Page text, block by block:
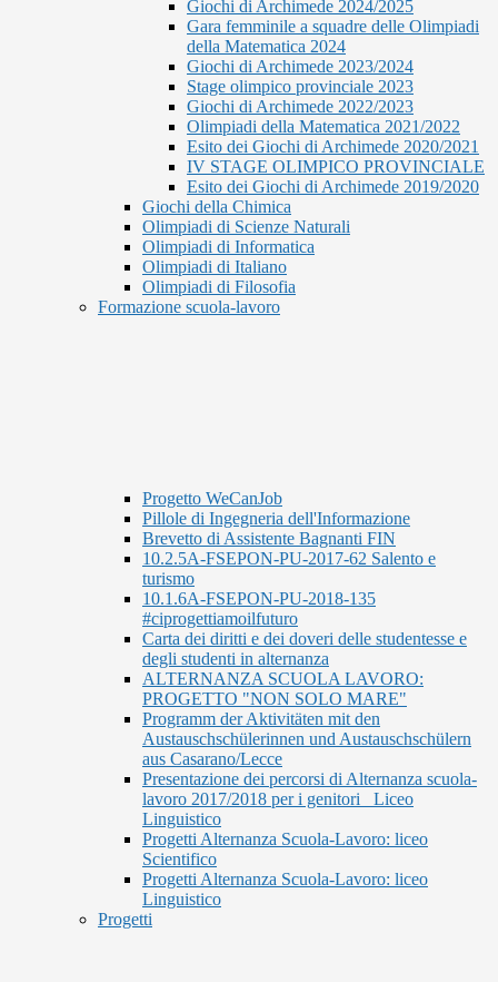
Giochi di Archimede 2024/2025
Gara femminile a squadre delle Olimpiadi
della Matematica 2024
Giochi di Archimede 2023/2024
Stage olimpico provinciale 2023
Giochi di Archimede 2022/2023
Olimpiadi della Matematica 2021/2022
Esito dei Giochi di Archimede 2020/2021
IV STAGE OLIMPICO PROVINCIALE
Esito dei Giochi di Archimede 2019/2020
Giochi della Chimica
Olimpiadi di Scienze Naturali
Olimpiadi di Informatica
Olimpiadi di Italiano
Olimpiadi di Filosofia
Formazione scuola-lavoro
Progetto WeCanJob
Pillole di Ingegneria dell'Informazione
Brevetto di Assistente Bagnanti FIN
10.2.5A-FSEPON-PU-2017-62 Salento e
turismo
10.1.6A-FSEPON-PU-2018-135
#ciprogettiamoilfuturo
Carta dei diritti e dei doveri delle studentesse e
degli studenti in alternanza
ALTERNANZA SCUOLA LAVORO:
PROGETTO "NON SOLO MARE"
Programm der Aktivitäten mit den
Austauschschülerinnen und Austauschschülern
aus Casarano/Lecce
Presentazione dei percorsi di Alternanza scuola-
lavoro 2017/2018 per i genitori_ Liceo
Linguistico
Progetti Alternanza Scuola-Lavoro: liceo
Scientifico
Progetti Alternanza Scuola-Lavoro: liceo
Linguistico
Progetti